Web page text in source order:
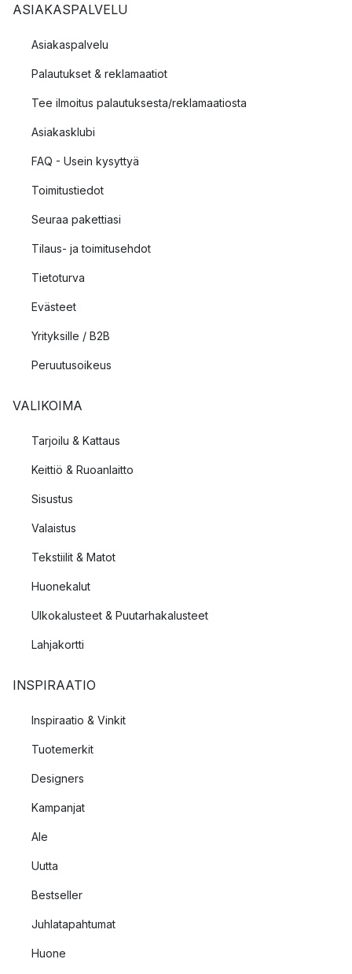
ASIAKASPALVELU
Asiakaspalvelu
Palautukset & reklamaatiot
Tee ilmoitus palautuksesta/reklamaatiosta
Asiakasklubi
FAQ - Usein kysyttyä
Toimitustiedot
Seuraa pakettiasi
Tilaus- ja toimitusehdot
Tietoturva
Evästeet
Yrityksille / B2B
Peruutusoikeus
VALIKOIMA
Tarjoilu & Kattaus
Keittiö & Ruoanlaitto
Sisustus
Valaistus
Tekstiilit & Matot
Huonekalut
Ulkokalusteet & Puutarhakalusteet
Lahjakortti
INSPIRAATIO
Inspiraatio & Vinkit
Tuotemerkit
Designers
Kampanjat
Ale
Uutta
Bestseller
Juhlatapahtumat
Huone